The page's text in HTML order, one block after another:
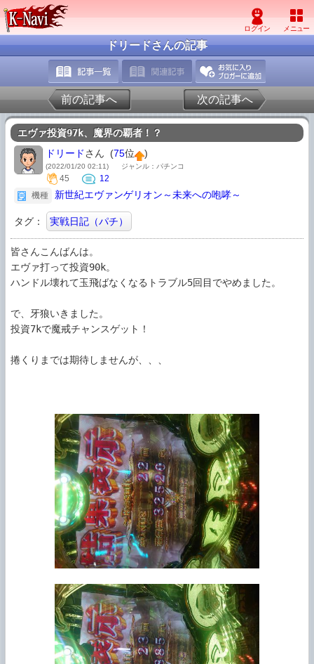
ドリードさんの記事
前の記事へ 次の記事へ
エヴァ投資97k、魔界の覇者！？
ドリードさん (75位 )
(2022/01/20 02:11) ジャンル：パチンコ
45
12
機種
新世紀エヴァンゲリオン～未来への咆哮～
タグ： 実戦日記（パチ）
皆さんこんばんは。
エヴァ打って投資90k。
ハンドル壊れて玉飛ばなくなるトラブル5回目でやめました。
で、牙狼いきました。
投資7kで魔戒チャンスゲット！
捲くりまでは期待しませんが、、、